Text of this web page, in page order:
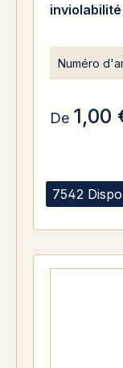
7542
inviolabilité
Numéro
De 1,00